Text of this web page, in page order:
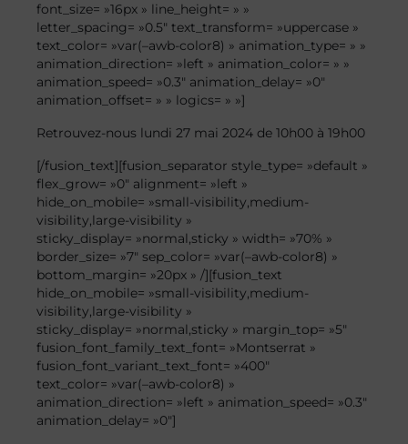
font_size= »16px » line_height= » »
letter_spacing= »0.5″ text_transform= »uppercase »
text_color= »var(–awb-color8) » animation_type= » »
animation_direction= »left » animation_color= » »
animation_speed= »0.3″ animation_delay= »0″
animation_offset= » » logics= » »]
Retrouvez-nous lundi 27 mai 2024 de 10h00 à 19h00
[/fusion_text][fusion_separator style_type= »default »
flex_grow= »0″ alignment= »left »
hide_on_mobile= »small-visibility,medium-
visibility,large-visibility »
sticky_display= »normal,sticky » width= »70% »
border_size= »7″ sep_color= »var(–awb-color8) »
bottom_margin= »20px » /][fusion_text
hide_on_mobile= »small-visibility,medium-
visibility,large-visibility »
sticky_display= »normal,sticky » margin_top= »5″
fusion_font_family_text_font= »Montserrat »
fusion_font_variant_text_font= »400″
text_color= »var(–awb-color8) »
animation_direction= »left » animation_speed= »0.3″
animation_delay= »0″]